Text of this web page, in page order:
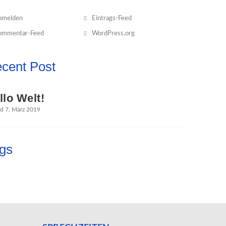
Eintrags-Feed
Feed WordPress.org
Post
Welt!
7. März 2019